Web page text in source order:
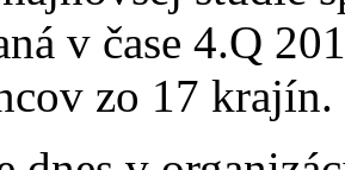
v čase 4.Q
zo 17 krajín.